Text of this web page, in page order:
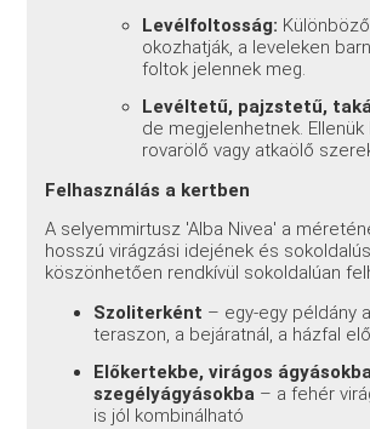
Levélfoltosság:
okozhatják, a leveleken
foltok jelennek meg.
Levéltetű, pajzstetű,
de megjelenhetnek. Ellenük
rovarölő vagy atkaölő
Felhasználás a kertben
A selyemmirtusz 'Alba Nivea' a
hosszú virágzási idejének és
köszönhetően rendkívül sokoldalúan
Szoliterként – egy-egy példány
teraszon, a bejáratnál, a házfal
Előkertekbe, virágos
szegélyágyásokba – a fehér
is jól kombinálható